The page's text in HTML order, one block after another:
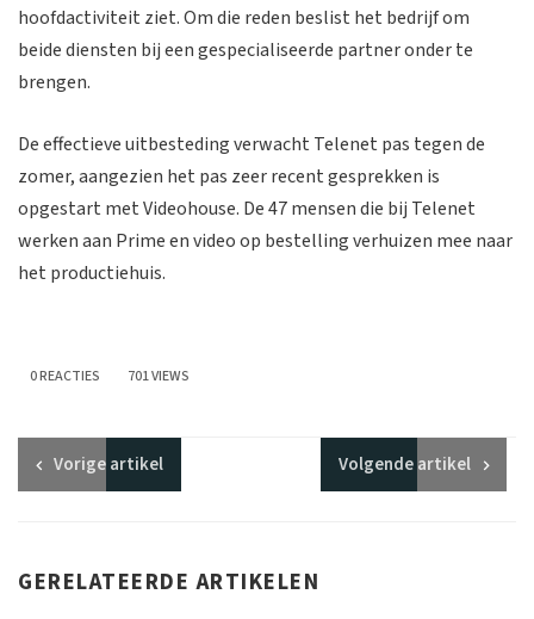
hoofdactiviteit ziet. Om die reden beslist het bedrijf om
beide diensten bij een gespecialiseerde partner onder te
brengen.
De effectieve uitbesteding verwacht Telenet pas tegen de
zomer, aangezien het pas zeer recent gesprekken is
opgestart met Videohouse. De 47 mensen die bij Telenet
werken aan Prime en video op bestelling verhuizen mee naar
het productiehuis.
0 REACTIES 701 VIEWS
Vorigeartikel Volgendeartikel
GERELATEERDE ARTIKELEN